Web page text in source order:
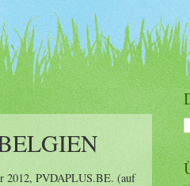
Ecke des politischen Spektrums. So sagte Térmont in einem Interview dem Niederländischen Radio: „Der Parteivorsitzende von N-VA sprach über 'unser Flandern' und 'unsere Stadt'. Das ist eine Sprache, die wir in den 30er Jahren auch hörten, und bei der mir kalte Schauer den Rücken herunter laufen.“ Das stimmt. Die N-VA holte einen viel zu großen Sieg raus. Aber die Ergebnisse sind für sie ungefähr dieselben wie bei den Parlamentswahlen von 2010. Der Hausideologe der N-VA, Bart Maddens, schreibt auf der Meinungsseite von VRT: „Die Provinzialratswahlen bringen die politischen Kräfteverhältnisse ganz konkret in das Bild. Die N-VA legt hier mit 28,6% noch ein Prozent gegenüber 2010 zu. 2014 wird das ein überwältigendes Ergebnis werden. Aber damit wird die N-VA nicht konturlos in Flandern sein.“ Und das Ergebnis gibt De Wever sicherlich nicht das Recht, um von „dem Flamen“ zu sprechen, der „für die Kraft der Veränderung gestimmt“ hat. Und ganz sicher gibt das Ergebnis De Wever nicht das Recht, von der Tatsache zu sprechen, daß „der Flame“ zu einer „konföderalen Umstrukturierung“ aufruft. Es ist nicht möglich zu sagen, wie viele Wähler der N-VA wirklich für eine Spaltung Belgiens gestimmt haben. Aber die meisten Flamen wollen nicht, daß das noch einmal in eine kommunale Krise gestürzt wird. Auch viele Wähler der N-VA wollen dies nicht. De Wever wird dies also vergessen können. Die Stärke von De Wever besteht darin, daß er sich die Unzufriedenheit der Bevölkerung über die Politik der Föderalregierung und die traditionellen Parteien für seinen nationalistischen Diskurs zunutze zu machen weiß. Die Politik der Regierung trifft die arbeitenden und die arbeitslosen Menschen, nicht jedoch die wirklich Reichen. De Wever greift die „Steuerregierung“ an. Das kommt rüber! Aber er kehrt die Wut gegen den französischsprachigen Sozialdemokraten Di Rupo u